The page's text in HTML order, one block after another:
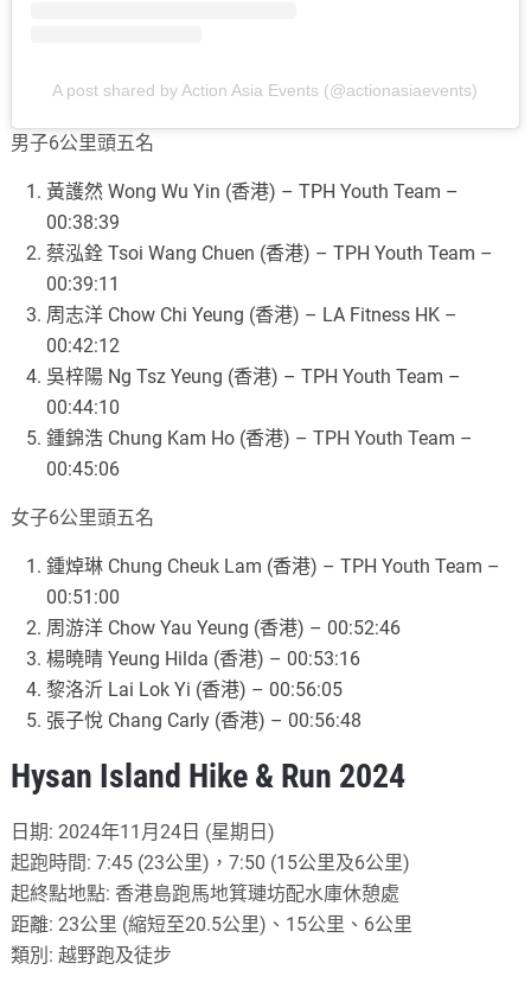
A post shared by Action Asia Events (@actionasiaevents)
男子6公里頭五名
黃護然 Wong Wu Yin (香港) – TPH Youth Team –
00:38:39
蔡泓銓 Tsoi Wang Chuen (香港) – TPH Youth Team –
00:39:11
周志洋 Chow Chi Yeung (香港) – LA Fitness HK –
00:42:12
吳梓陽 Ng Tsz Yeung (香港) – TPH Youth Team –
00:44:10
鍾錦浩 Chung Kam Ho (香港) – TPH Youth Team –
00:45:06
女子6公里頭五名
鍾焯琳 Chung Cheuk Lam (香港) – TPH Youth Team –
00:51:00
周游洋 Chow Yau Yeung (香港) – 00:52:46
楊曉晴 Yeung Hilda (香港) – 00:53:16
黎洛沂 Lai Lok Yi (香港) – 00:56:05
張子悅 Chang Carly (香港) – 00:56:48
Hysan Island Hike & Run 2024
日期: 2024年11月24日 (星期日)
起跑時間: 7:45 (23公里)，7:50 (15公里及6公里)
起終點地點: 香港島跑馬地箕璉坊配水庫休憩處
距離: 23公里 (縮短至20.5公里)、15公里、6公里
類別: 越野跑及徒步